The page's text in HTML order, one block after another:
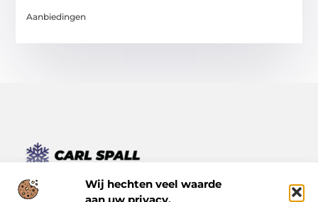
Wij hechten veel waarde
aan uw privacy.
Aanbiedingen
Van kleine momenten tot grote inzichten – lees het hier.
Ontdek een verscheidenheid aan blogs en artikelen die je